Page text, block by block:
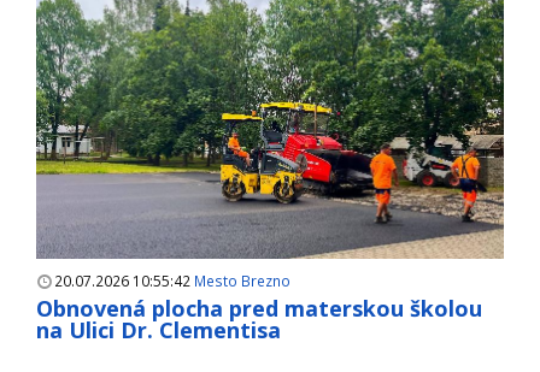
20.07.2026 10:55:42 Mesto Brezno
Obnovená plocha pred materskou školou
na Ulici Dr. Clementisa